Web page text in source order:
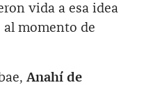
vida a esa idea
momento de
Anahí de